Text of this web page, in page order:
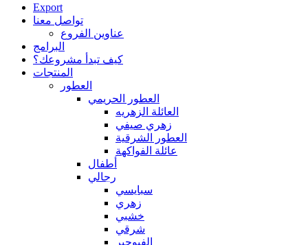
Export
تواصل معنا
عناوين الفروع
البرامج
كيف تبدأ مشروعك؟
المنتجات
العطور
العطور الحريمي
العائلة الزهريه
زهري صيفي
العطور الشرقية
عائلة الفواكهة
أطفال
رجالي
سبايسي
زهري
خشبي
شرقي
الفيوجير